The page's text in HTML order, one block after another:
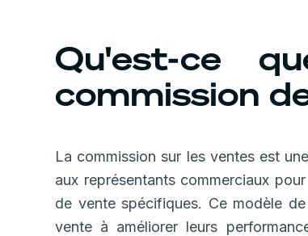
Qu'est-ce
commission
La commission sur les ventes est
aux représentants commerciaux
de vente spécifiques. Ce modèle
vente à améliorer leurs